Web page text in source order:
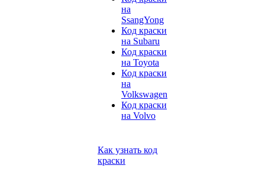
на
SsangYong
Код краски
на Subaru
Код краски
на Toyota
Код краски
на
Volkswagen
Код краски
на Volvo
Как узнать код
краски